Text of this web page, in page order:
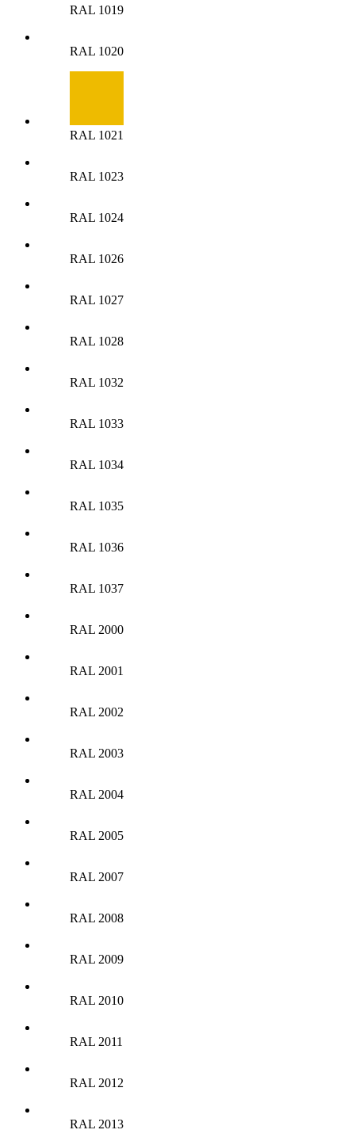
RAL 1019
RAL 1020
RAL 1021
RAL 1023
RAL 1024
RAL 1026
RAL 1027
RAL 1028
RAL 1032
RAL 1033
RAL 1034
RAL 1035
RAL 1036
RAL 1037
RAL 2000
RAL 2001
RAL 2002
RAL 2003
RAL 2004
RAL 2005
RAL 2007
RAL 2008
RAL 2009
RAL 2010
RAL 2011
RAL 2012
RAL 2013